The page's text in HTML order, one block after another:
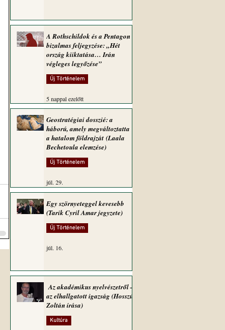
A Rothschildok és a Pentagon
bizalmas feljegyzése: „Hét
ország kiiktatása… Irán
végleges legyőzése”
Új Történelem
5 nappal ezelőtt
Geostratégiai dosszié: a
háború, amely megváltoztatta
a hatalom földrajzát (Laala
Bechetoula elemzése)
Új Történelem
júl. 29.
Egy szörnyeteggel kevesebb
(Tarik Cyril Amar jegyzete)
Új Történelem
júl. 16.
Az akadémikus nyelvészetről –
az elhallgatott igazság (Hosszú
Zoltán írása)
Kultúra